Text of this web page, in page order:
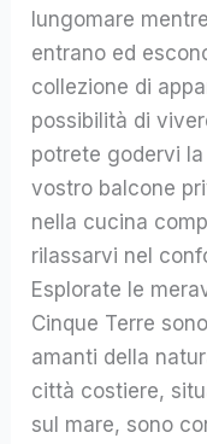
lungomare
entrano ed
collezione di
possibilità di
potrete godervi
vostro balcone
nella cucina
rilassarvi nel
Esplorate le
Cinque Terre
amanti della
città costiere,
sul mare, sono